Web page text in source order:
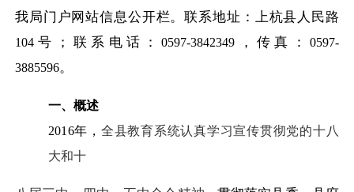
我局门户网站信息公开栏。联系地址：上杭县人民路
104 号；联系电话：0597-3842349 ，传真：0597-
3885596。
一、概述
2016年， 全县教育系统认真学习宣传贯彻党的十八
大和十